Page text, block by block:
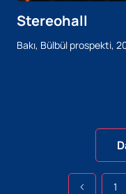
Stereohall
Bakı, Bülbül prospekti,
1